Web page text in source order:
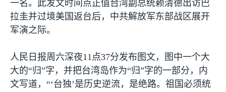
一名。此发文时间点正值台湾副总统赖清德出访巴
拉圭并过境美国返台后，中共解放军东部战区展开
军演之际。
人民日报周六深夜11点37分发布图文，图中一个大
大的“归”字，并把台湾岛作为“归”字的一部分，内
文写道，“‘台独’是历史逆流，是绝路。祖国必须统